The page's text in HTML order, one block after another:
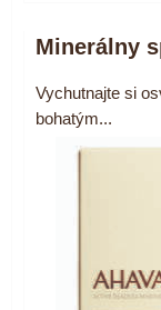
Minerálny
Vychutnajte si
bohatým...